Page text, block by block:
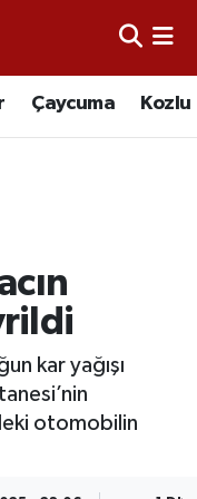
Çaycuma Kozlu
kar yağışı
otomobilin